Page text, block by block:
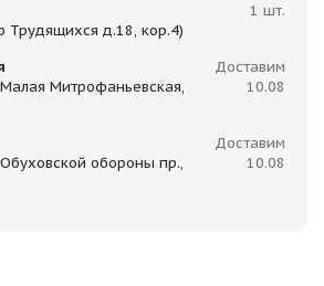
Трудящихся д.18, кор.4)
1 шт.
Митрофаньевская,
Доставим
10.08
обороны пр.,
Доставим
10.08